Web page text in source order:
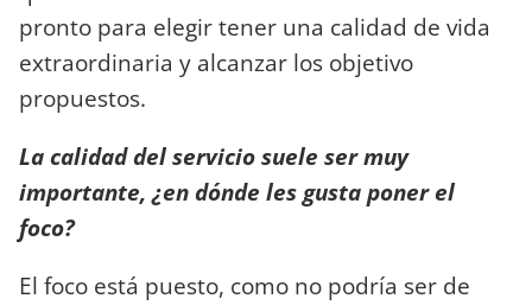
pronto para elegir tener una calidad de vida
extraordinaria y alcanzar los objetivo
propuestos.
La calidad del servicio suele ser muy
importante, ¿en dónde les gusta poner el
foco?
El foco está puesto, como no podría ser de